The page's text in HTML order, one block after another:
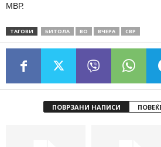
МВР.
ТАГОВИ БИТОЛА ВО ВЧЕРА СВР
ПОВРЗАНИ НАПИСИ